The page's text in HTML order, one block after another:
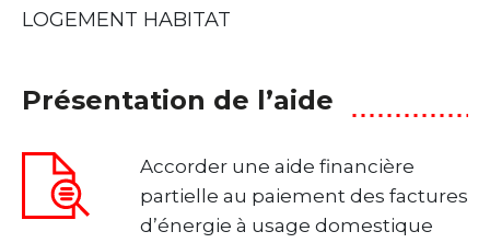
LOGEMENT HABITAT
Présentation de l’aide
Accorder une aide financière
partielle au paiement des factures
d’énergie à usage domestique